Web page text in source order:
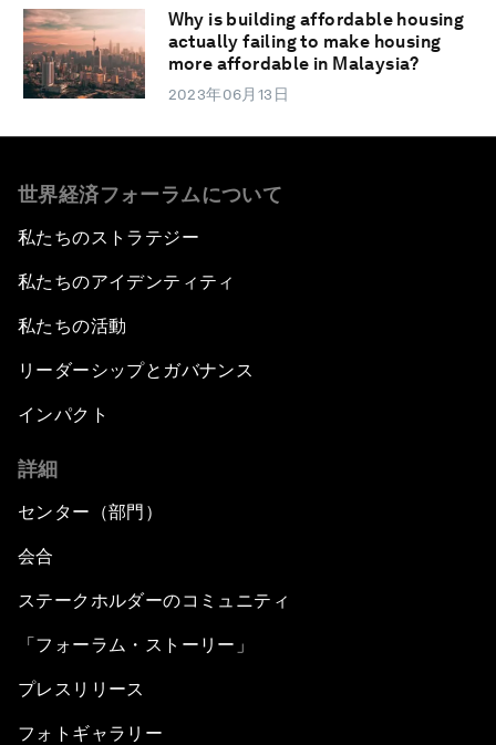
Why is building affordable housing
actually failing to make housing
more affordable in Malaysia?
2023年06月13日
世界経済フォーラムについて
私たちのストラテジー
私たちのアイデンティティ
私たちの活動
リーダーシップとガバナンス
インパクト
詳細
センター（部門）
会合
ステークホルダーのコミュニティ
「フォーラム・ストーリー」
プレスリリース
フォトギャラリー